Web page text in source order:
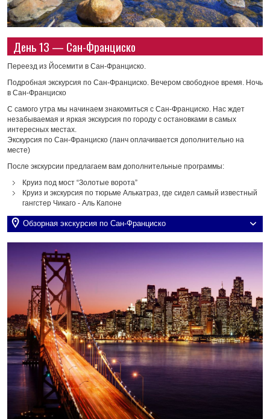
День 13 — Сан-Франциско
Переезд из Йосемити в Сан-Франциско.
Подробная экскурсия по Сан-Франциско. Вечером свободное время. Ночь
в Сан-Франциско
С самого утра мы начинаем знакомиться с Сан-Франциско. Нас ждет
незабываемая и яркая экскурсия по городу с остановками в самых
интересных местах.
Экскурсия по Сан-Франциско (ланч оплачивается дополнительно на
месте)
После экскурсии предлагаем вам дополнительные программы:
Круиз под мост “Золотые ворота”
Круиз и экскурсия по тюрьме Алькатраз, где сидел самый известный
гангстер Чикаго - Аль Капоне
Обзорная экскурсия по Сан-Франциско